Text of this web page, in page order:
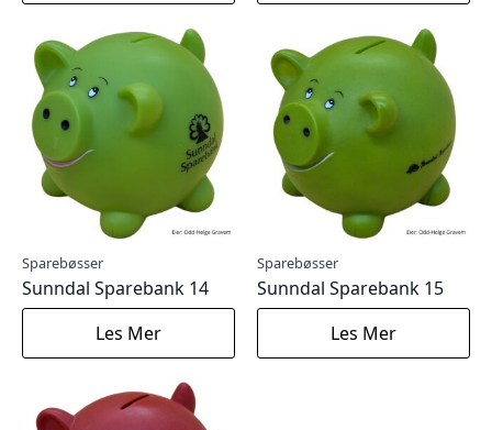
Sparebøsser
Sunndal Sparebank 14
Les Mer
Sparebøsser
Sunndal Sparebank 15
Les Mer